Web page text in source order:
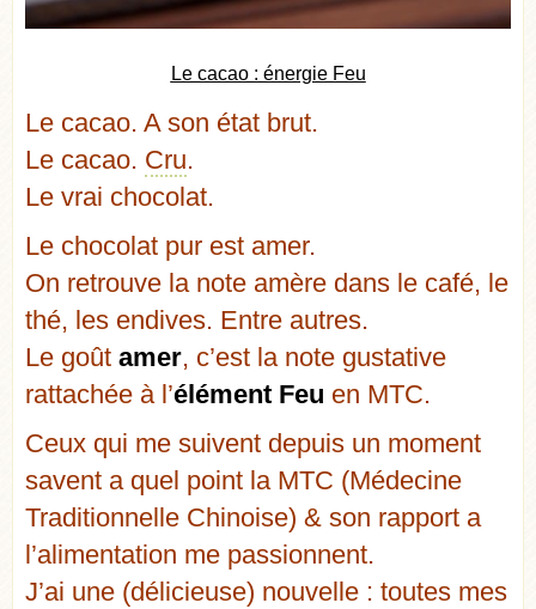
Le cacao : énergie Feu
Le cacao. A son état brut.
Le cacao. Cru.
Le vrai chocolat.
Le chocolat pur est amer.
On retrouve la note amère dans le café, le
thé, les endives. Entre autres.
Le goût amer, c’est la note gustative
rattachée à l’élément Feu en MTC.
Ceux qui me suivent depuis un moment
savent a quel point la MTC (Médecine
Traditionnelle Chinoise) & son rapport a
l’alimentation me passionnent.
J’ai une (délicieuse) nouvelle : toutes mes